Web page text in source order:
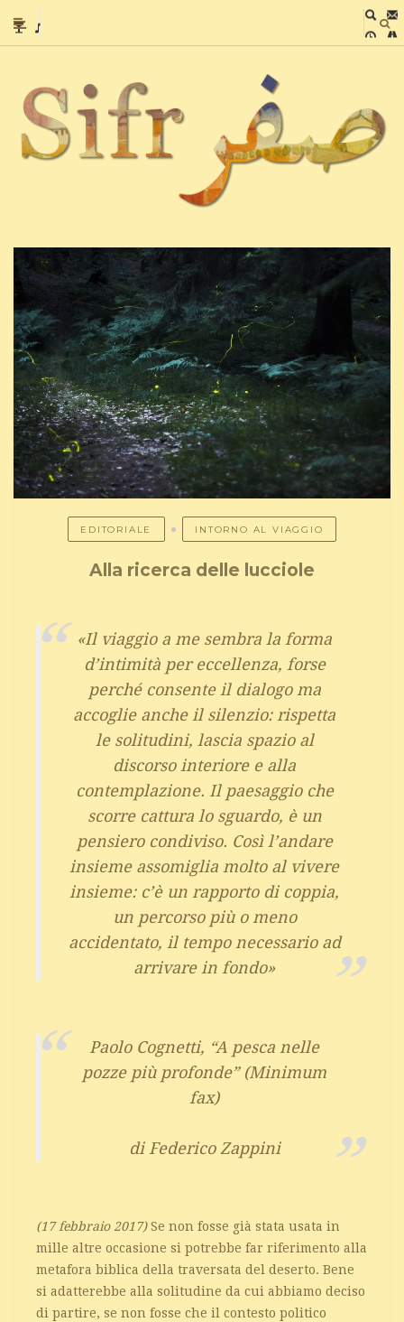
EDITORIALE INTORNO AL VIAGGIO
Alla ricerca delle lucciole
«Il viaggio a me sembra la forma
d’intimità per eccellenza, forse
perché consente il dialogo ma
accoglie anche il silenzio: rispetta
le solitudini, lascia spazio al
discorso interiore e alla
contemplazione. Il paesaggio che
scorre cattura lo sguardo, è un
pensiero condiviso. Così l’andare
insieme assomiglia molto al vivere
insieme: c’è un rapporto di coppia,
un percorso più o meno
accidentato, il tempo necessario ad
arrivare in fondo»
Paolo Cognetti, “A pesca nelle
pozze più profonde” (Minimum
fax)
di Federico Zappini
(17 febbraio 2017)Se non fosse già stata usata in
mille altre occasione si potrebbe far riferimento alla
metafora biblica della traversata del deserto. Bene
si adatterebbe alla solitudine da cui abbiamo deciso
di partire, se non fosse che il contesto politico